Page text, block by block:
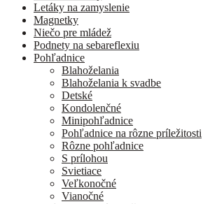
Letáky na zamyslenie
Magnetky
Niečo pre mládež
Podnety na sebareflexiu
Pohľadnice
Blahoželania
Blahoželania k svadbe
Detské
Kondolenčné
Minipohľadnice
Pohľadnice na rôzne príležitosti
Rôzne pohľadnice
S prílohou
Svietiace
Veľkonočné
Vianočné